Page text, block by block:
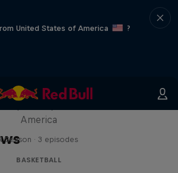
United States of America
?
Passport
America
1 Season · 3 episodes
BASKETBALL